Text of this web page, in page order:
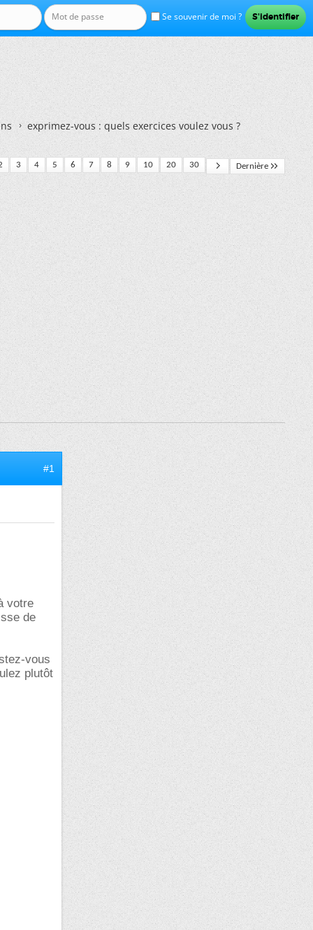
Se souvenir de moi ?
exprimez-vous : quels exercices voulez vous ?
3 4 5 6 7 8 9 10 20 30 Dernière
#1
votre
de
vous
plutôt